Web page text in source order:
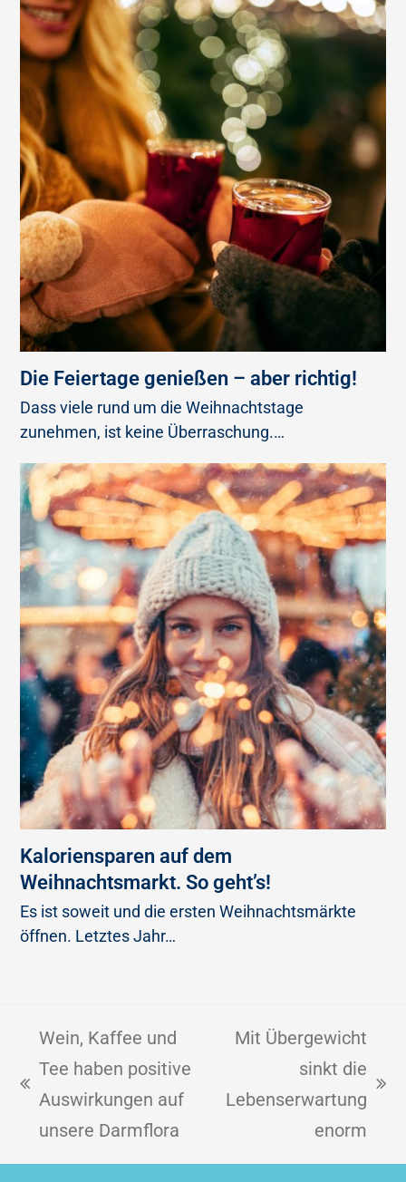
Die Feiertage genießen – aber richtig!
Dass viele rund um die Weihnachtstage
zunehmen, ist keine Überraschung.…
Kaloriensparen auf dem
Weihnachtsmarkt. So geht’s!
Es ist soweit und die ersten Weihnachtsmärkte
öffnen. Letztes Jahr…
Wein, Kaffee und
Tee haben positive
Auswirkungen auf
unsere Darmflora
Mit Übergewicht
sinkt die
Lebenserwartung
enorm